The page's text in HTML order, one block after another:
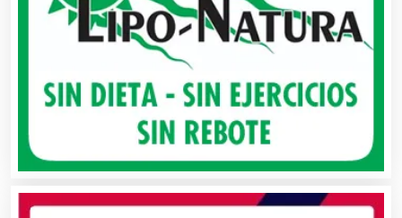
Alta Costura
Aluminio